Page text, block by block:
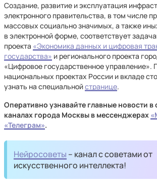
Создание, развитие и эксплуатация
электронного правительства, в том числе
массовых социально значимых, а также
в электронной форме, соответствует
проекта «Экономика данных и цифровая
государства» и регионального проекта
«Цифровое государственное управление».
национальных проектах России и вкладе
узнать на специальнойстранице.
Оперативно узнавайте главные новости
каналах города Москвы в мессенджерах
«Телеграм».
Нейросоветы – канал с советами от
искусственного интеллекта!